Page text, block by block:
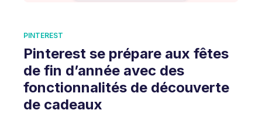
PINTEREST
Pinterest se prépare aux fêtes
de fin d’année avec des
fonctionnalités de découverte
de cadeaux